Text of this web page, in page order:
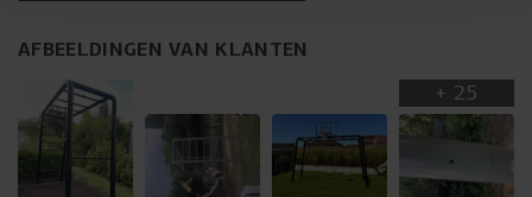
AFBEELDINGEN VAN KLANTEN
+ 25